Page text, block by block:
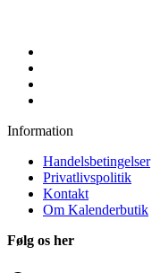
Information
Handelsbetingelser
Privatlivspolitik
Kontakt
Om Kalenderbutik
Følg os her